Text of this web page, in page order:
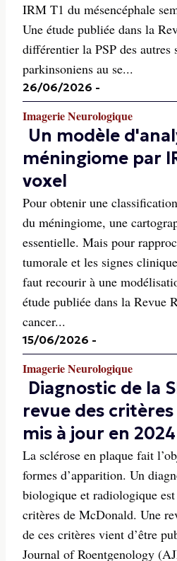
IRM T1 du mésencéphale
Une étude publiée dans la
différentier la PSP des autres
parkinsoniens au se...
26/06/2026 -
Imagerie Neurologique
Un modèle
méningiome par
voxel
Pour obtenir une
du méningiome, une
essentielle. Mais pour
tumorale et les signes
faut recourir à une
étude publiée dans la Revue
cancer...
15/06/2026 -
Imagerie Neurologique
Diagnostic de la
revue des
mis à jour en 2024
La sclérose en plaque fait
formes d’apparition. Un
biologique et radiologique
critères de McDonald. Une
de ces critères vient d’être
Journal of Roentgenology